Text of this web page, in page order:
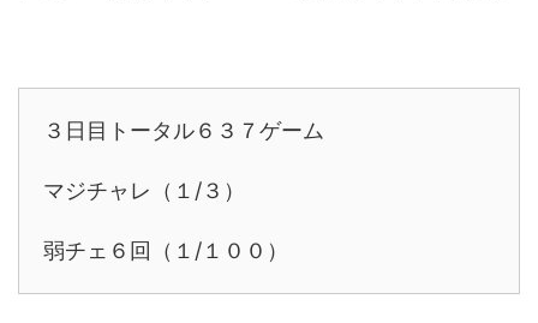
３日目トータル６３７ゲーム
マジチャレ（１/３）
弱チェ６回（１/１００）